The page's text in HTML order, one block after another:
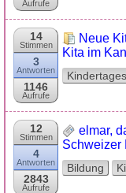
Aufrufe
14
Stimmen
3
Antworten
1146
Aufrufe
Neue
Kita im
12
Stimmen
4
Antworten
2843
Aufrufe
elmar,
Schweizer
Bildung